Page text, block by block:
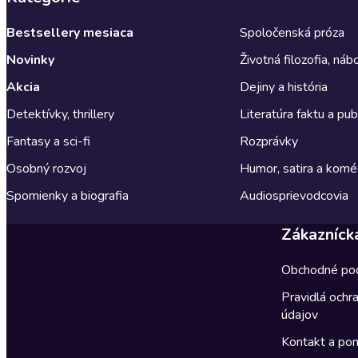
Bestsellery mesiaca
Novinky
Akcia
Detektívky, thrillery
Fantasy a sci-fi
Osobný rozvoj
Spomienky a biografia
Spoločenská próza
Životná filozofia,
Dejiny a história
Literatúra faktu a
Rozprávky
Humor, satira a
Audiosprievodcovia
Obchodné
Pravidlá
údajov
Kontakt a